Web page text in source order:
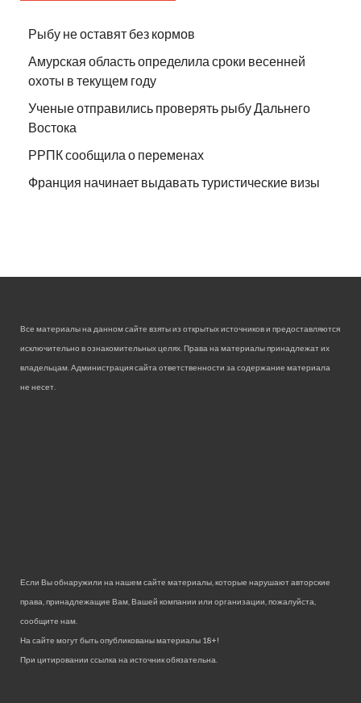
Рыбу не оставят без кормов
Амурская область определила сроки весенней
охоты в текущем году
Ученые отправились проверять рыбу Дальнего
Востока
РРПК сообщила о переменах
Франция начинает выдавать туристические визы
Все материалы на данном сайте взяты из открытых источников и предоставляются
исключительно в ознакомительных целях. Права на материалы принадлежат их
владельцам. Администрация сайта ответственности за содержание материала
не несет.
Если Вы обнаружили на нашем сайте материалы, которые нарушают авторские
права, принадлежащие Вам, Вашей компании или организации, пожалуйста,
сообщите нам.
На сайте могут быть опубликованы материалы 18+!
При цитировании ссылка на источник обязательна.